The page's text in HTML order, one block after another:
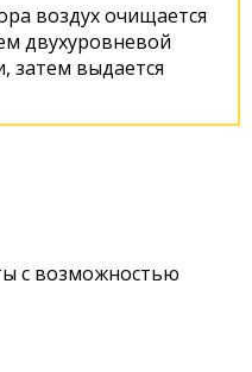
воздух очищается
двухуровневой
затем выдается
с возможностью